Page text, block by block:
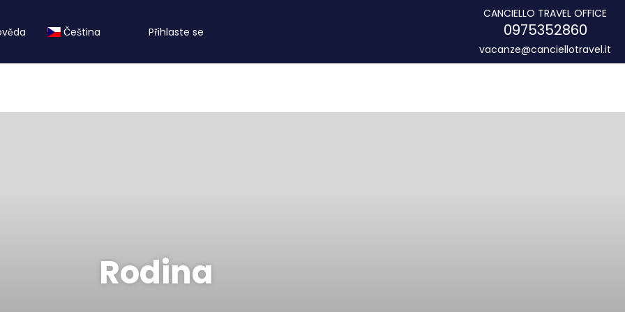
Čeština Přihlaste se
CANCIELLO TRAVEL OFFICE
0975352860
vacanze@canciellotravel.it
Rodina